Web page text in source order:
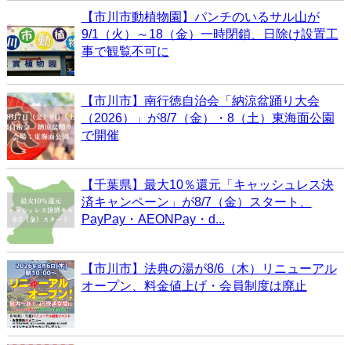
【市川市動植物園】パンチのいるサル山が
9/1（火）～18（金）一時閉鎖、日除け設置工
事で観覧不可に
【市川市】南行徳自治会「納涼盆踊り大会
（2026）」が8/7（金）・8（土）東海面公園
で開催
【千葉県】最大10％還元「キャッシュレス決
済キャンペーン」が8/7（金）スタート、
PayPay・AEONPay・d...
【市川市】法典の湯が8/6（木）リニューアル
オープン、料金値上げ・会員制度は廃止